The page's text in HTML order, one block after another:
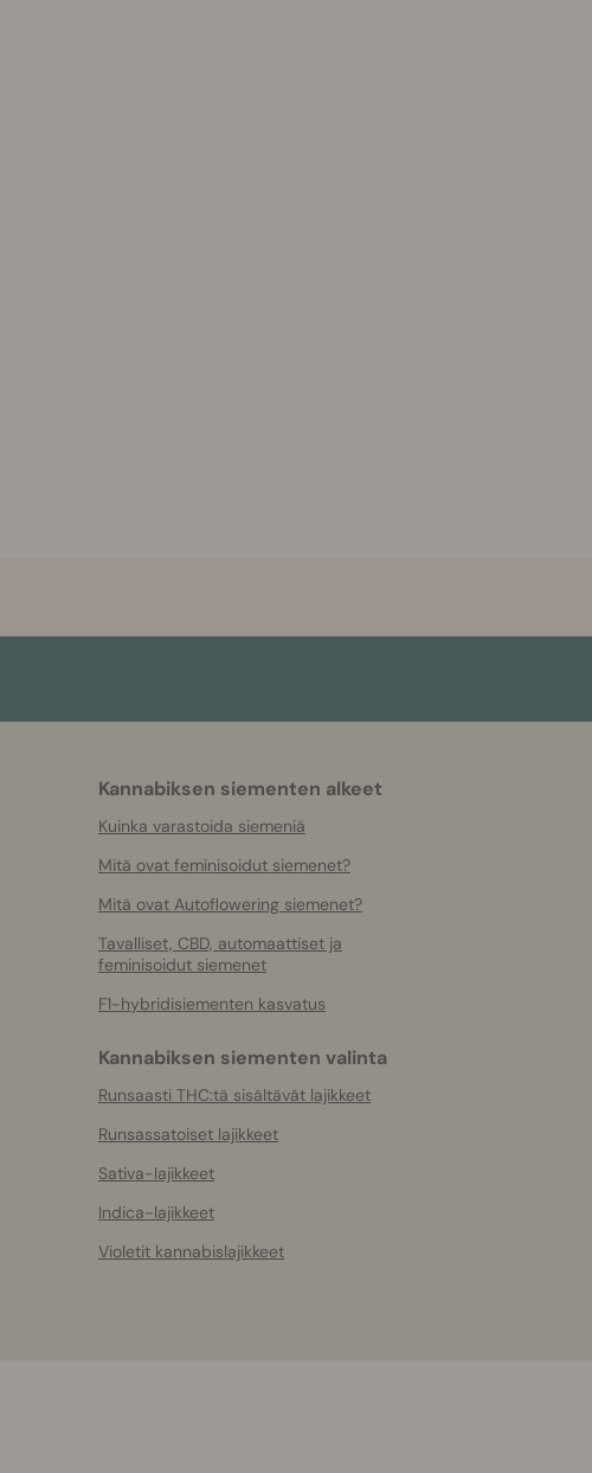
Kannabiksen siementen alkeet
Kuinka varastoida siemeniä
Mitä ovat feminisoidut siemenet?
Mitä ovat Autoflowering siemenet?
Tavalliset, CBD, automaattiset ja
feminisoidut siemenet
F1-hybridisiementen kasvatus
Kannabiksen siementen valinta
Runsaasti THC:tä sisältävät lajikkeet
Runsassatoiset lajikkeet
Sativa-lajikkeet
Indica-lajikkeet
Violetit kannabislajikkeet